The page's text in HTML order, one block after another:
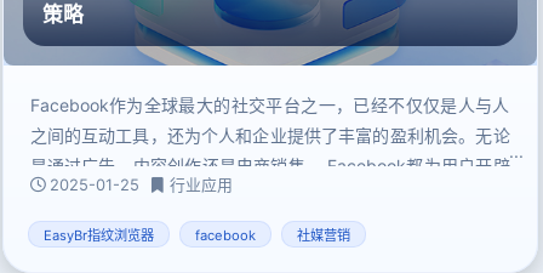
策略
Facebook作为全球最大的社交平台之一，已经不仅仅是人与人
之间的互动工具，还为个人和企业提供了丰富的盈利机会。无论
是通过广告、内容创作还是电商销售， Facebook都为用户开辟
了多个创收路径。本文详细介绍了如何在Facebook上赚钱，并
探索信任的盈利策略，帮助抓住用户这个巨大的平台机会，提升
2025-01-25 行业应用
EasyBr指纹浏览器 facebook 社媒营销